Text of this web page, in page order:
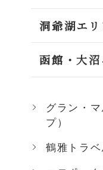
洞爺湖エリ
函館・大
グラン・
プ）
鶴雅トラ